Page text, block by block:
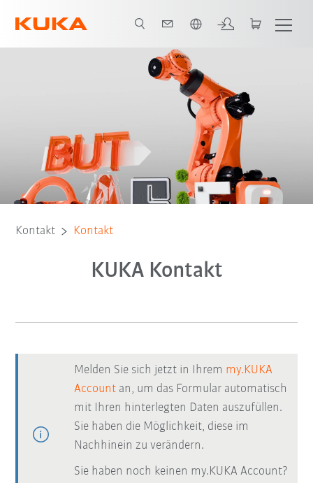
Kontakt Kontakt
KUKA Kontakt
Melden Sie sich jetzt in Ihrem my.KUKA
Account an, um das Formular automatisch
mit Ihren hinterlegten Daten auszufüllen.
Sie haben die Möglichkeit, diese im
Nachhinein zu verändern.
Sie haben noch keinen my.KUKA Account?